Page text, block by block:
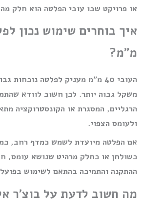
או פרויקט שבו עובי הפלטה הוא חלק
מ״מ?
העובי 40 מ״מ מעניק לפלטה
משקל גבוה יותר. לכן חשוב לוודא
הרגליים, המסגרת או הקונסטרוקציה
ולעומס הצפוי.
אם הפלטה מיועדת לשמש כמדף רחב,
כשולחן או כחלק מרהיט שנושא עומס,
ההתקנה והתמיכה בהתאם לשימוש
מה חשוב לדעת על בוצ׳ר